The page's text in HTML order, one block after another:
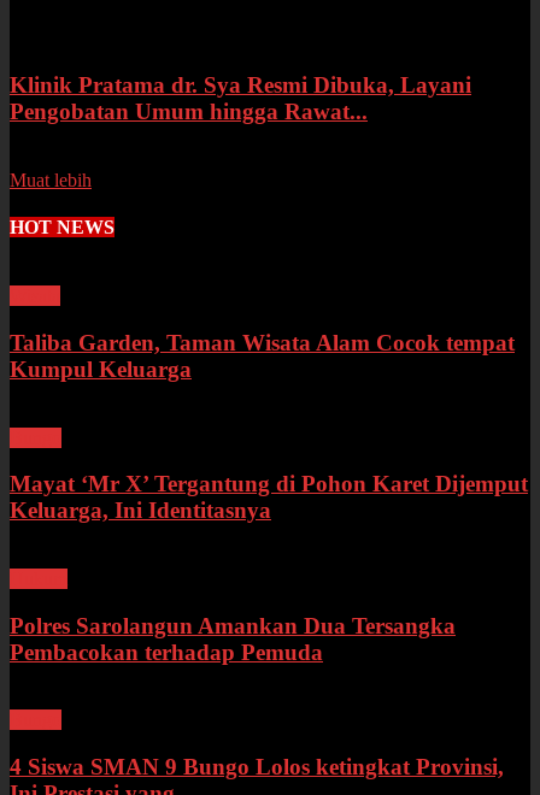
Klinik Pratama dr. Sya Resmi Dibuka, Layani
Pengobatan Umum hingga Rawat...
Muat lebih
HOT NEWS
Taliba Garden, Taman Wisata Alam Cocok tempat
Kumpul Keluarga
Mayat ‘Mr X’ Tergantung di Pohon Karet Dijemput
Keluarga, Ini Identitasnya
Polres Sarolangun Amankan Dua Tersangka
Pembacokan terhadap Pemuda
4 Siswa SMAN 9 Bungo Lolos ketingkat Provinsi,